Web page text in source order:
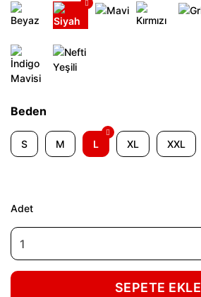
Beden
S M L XL XXL
Adet
SEPETE EKLE